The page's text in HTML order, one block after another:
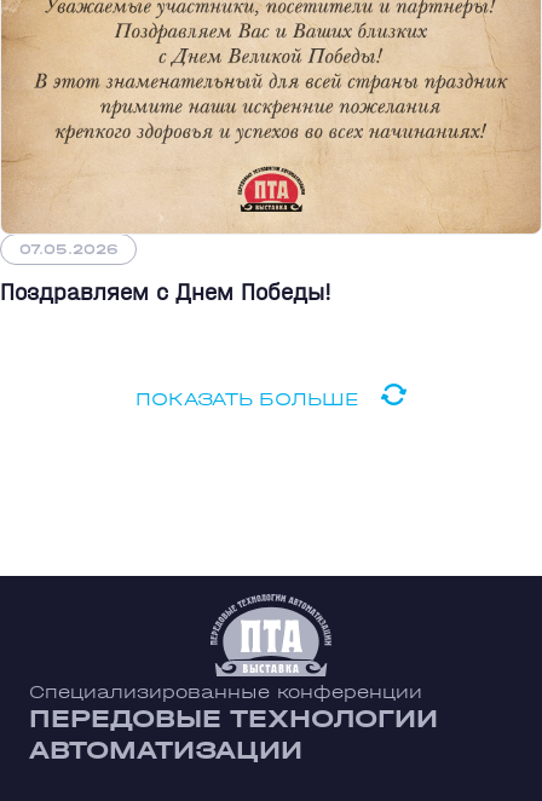
07.05.2026
Поздравляем с Днем Победы!
ПОКАЗАТЬ БОЛЬШЕ
Специализированные конференции
ПЕРЕДОВЫЕ ТЕХНОЛОГИИ
АВТОМАТИЗАЦИИ